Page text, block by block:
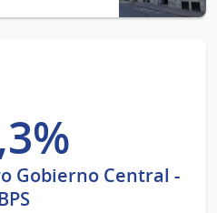
Gobierno Central -